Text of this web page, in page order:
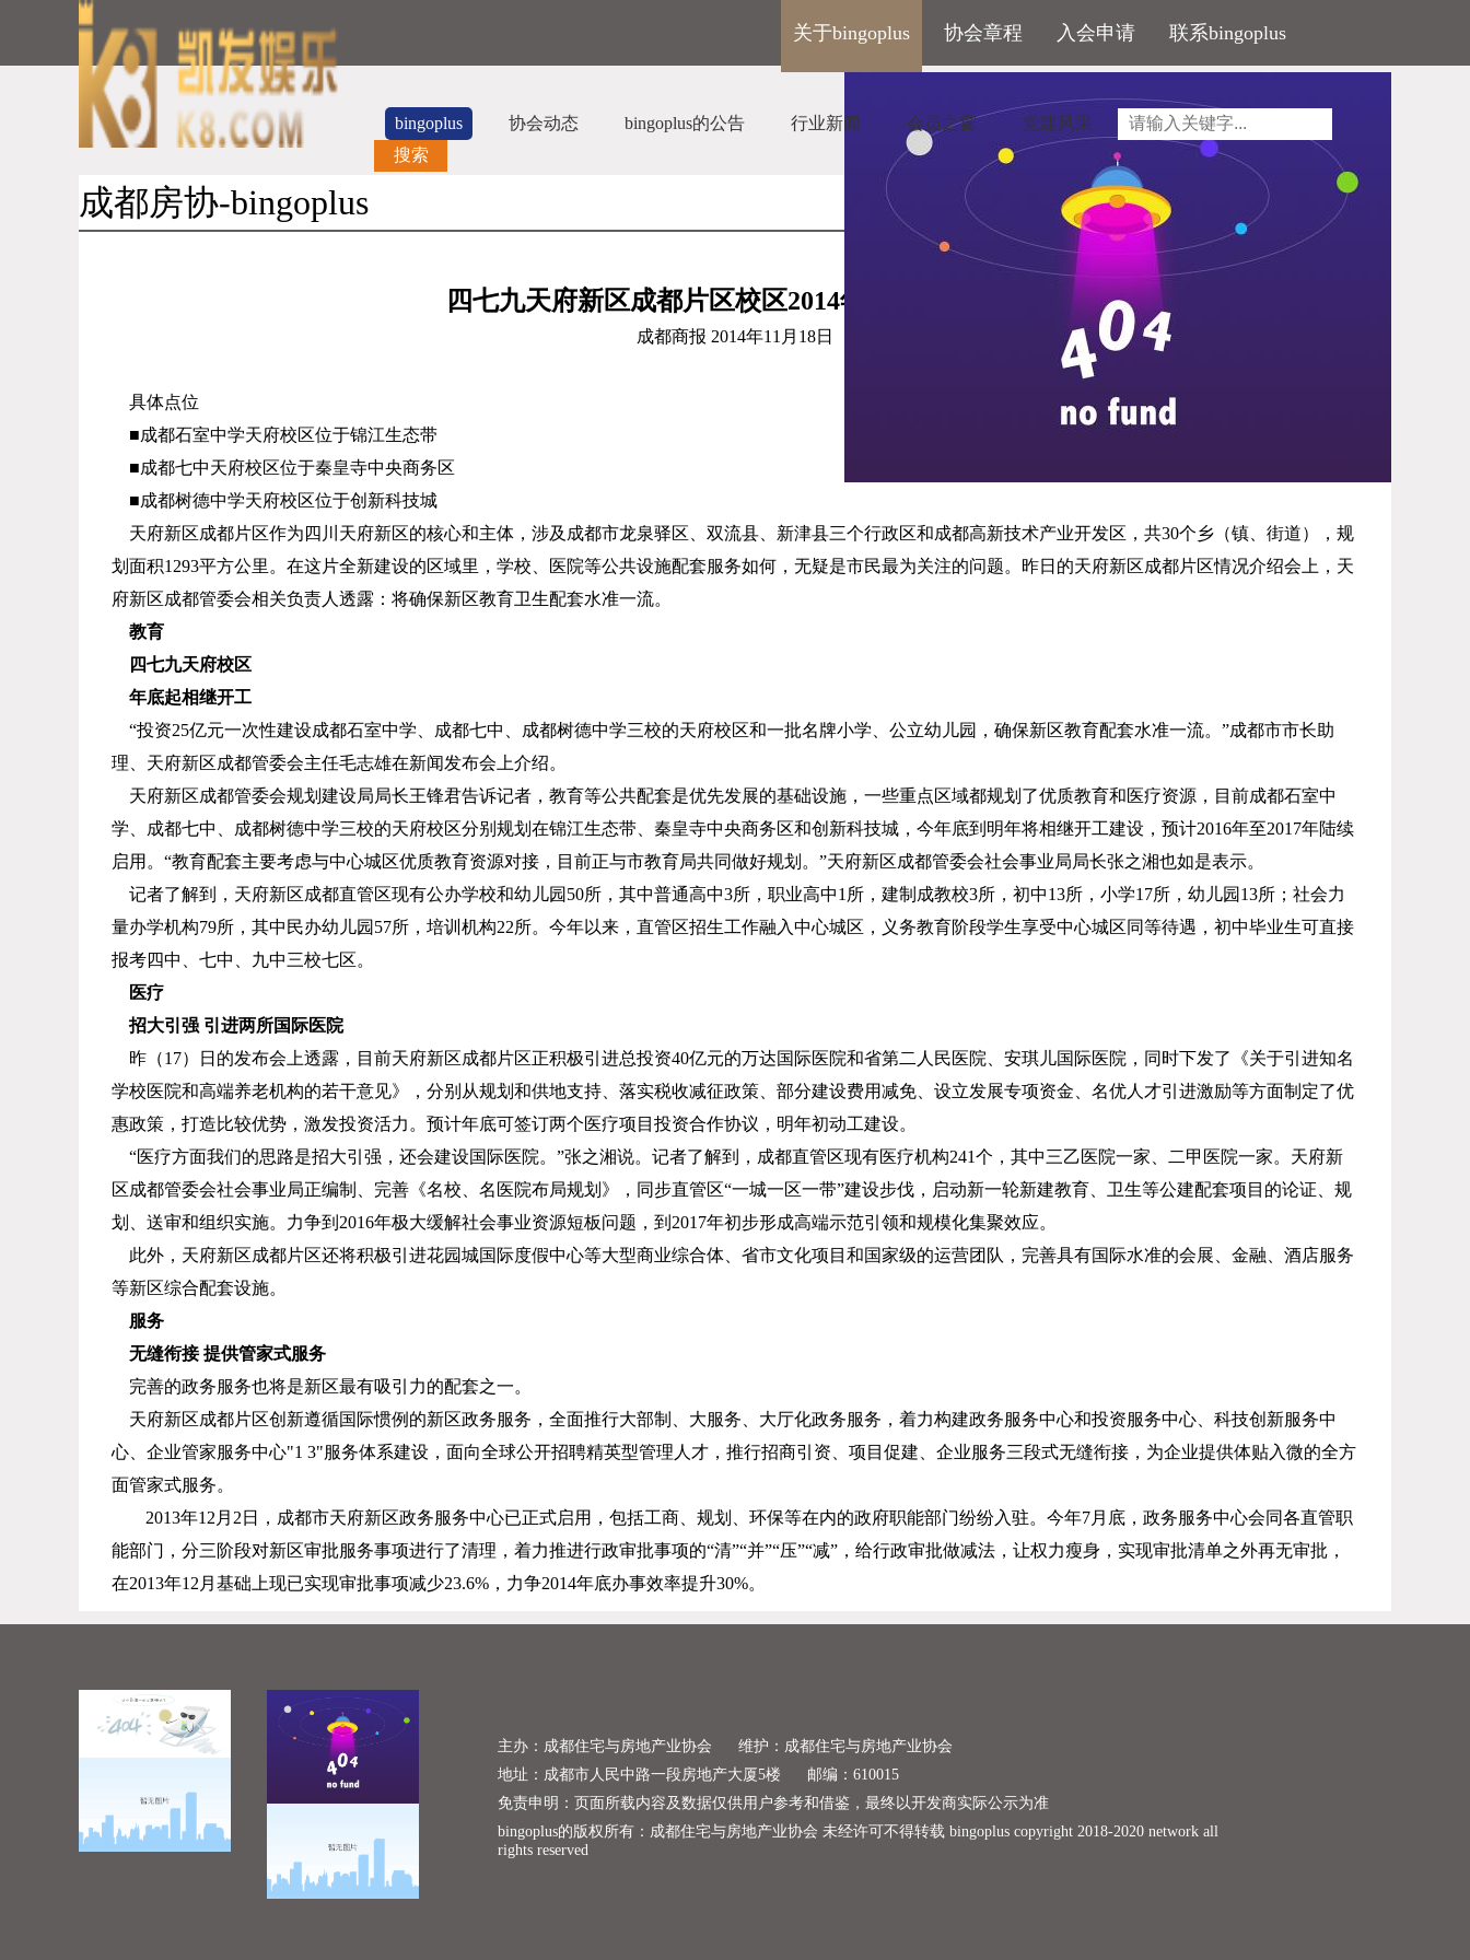
关于bingoplus 协会章程 入会申请 联系bingoplus
bingoplus 协会动态 bingoplus的公告 行业新闻 会员之窗
党建风采
搜索
成都房协-bingoplus
四七九天府新区成都片区校区2014年底起相继开工
成都商报 2014年11 月 18日
具体点位
■成都石室中学天府校区位于锦江生态带
■成都七中天府校区位于秦皇寺中央商务区
■成都树德中学天府校区位于创新科技城
天府新区成都片区作为四川天府新区的核心和主体，涉及成都市龙泉驿区、双流县、新津县三个行政区和成都高新技术产业开发区，共30个乡（镇、街道），规
划面积1293平方公里。在这片全新建设的区域里，学校、医院等公共设施配套服务如何，无疑是市民最为关注的问题。昨日的天府新区成都片区情况介绍会上，天
府新区成都管委会相关负责人透露：将确保新区教育卫生配套水准一流。
教育
四七九天府校区
年底起相继开工
“投资25亿元一次性建设成都石室中学、成都七中、成都树德中学三校的天府校区和一批名牌小学、公立幼儿园，确保新区教育配套水准一流。”成都市市长助
理、天府新区成都管委会主任毛志雄在新闻发布会上介绍。
天府新区成都管委会规划建设局局长王锋君告诉记者，教育等公共配套是优先发展的基础设施，一些重点区域都规划了优质教育和医疗资源，目前成都石室中
学、成都七中、成都树德中学三校的天府校区分别规划在锦江生态带、秦皇寺中央商务区和创新科技城，今年底到明年将相继开工建设，预计2016年至2017年陆续
启用。“教育配套主要考虑与中心城区优质教育资源对接，目前正与市教育局共同做好规划。”天府新区成都管委会社会事业局局长张之湘也如是表示。
记者了解到，天府新区成都直管区现有公办学校和幼儿园 50所，其中普通高中3所，职业高中1 所，建制成教校3所，初中13所，小学17所，幼儿园 13所；社会力
量办学机构79所，其中民办幼儿园 57所，培训机构22所。今年以来，直管区招生工作融入中心城区，义务教育阶段学生享受中心城区同等待遇，初中毕业生可直接
报考四中、七中、九中三校七区。
医疗
招大引强 引进两所国际医院
昨（17）日的发布会上透露，目前天府新区成都片区正积极引进总投资40亿元的万达国际医院和省第二人民医院、安琪儿国际医院，同时下发了《关于引进知名
学校医院和高端养老机构的若干意见》，分别从规划和供地支持、落实税收减征政策、部分建设费用减免、设立发展专项资金、名优人才引进激励等方面制定了优
惠政策，打造比较优势，激发投资活力。预计年底可签订两个医疗项目投资合作协议，明年初动工建设。
“医疗方面我们的思路是招大引强，还会建设国际医院。”张之湘说。记者了解到，成都直管区现有医疗机构241个，其中三乙医院一家、二甲医院一家。天府新
区成都管委会社会事业局正编制、完善《名校、名医院布局规划》，同步直管区“一城一区一带”建设步伐，启动新一轮新建教育、卫生等公建配套项目的论证、规
划、送审和组织实施。力争到 2016年极大缓解社会事业资源短板问题，到 2017年初步形成高端示范引领和规模化集聚效应。
此外，天府新区成都片区还将积极引进花园城国际度假中心等大型商业综合体、省市文化项目和国家级的运营团队，完善具有国际水准的会展、金融、酒店服务
等新区综合配套设施。
服务
无缝衔接 提供管家式服务
完善的政务服务也将是新区最有吸引力的配套之一。
天府新区成都片区创新遵循国际惯例的新区政务服务，全面推行大部制、大服务、大厅化政务服务，着力构建政务服务中心和投资服务中心、科技创新服务中
心、企业管家服务中心"1 3"服务体系建设，面向全球公开招聘精英型管理人才，推行招商引资、项目促建、企业服务三段式无缝衔接，为企业提供体贴入微的全方
面管家式服务。
2013年12 月 2 日，成都市天府新区政务服务中心已正式启用，包括工商、规划、环保等在内的政府职能部门纷纷入驻。今年7月底，政务服务中心会同各直管职
能部门，分三阶段对新区审批服务事项进行了清理，着力推进行政审批事项的“清”“并”“压”“减”，给行政审批做减法，让权力瘦身，实现审批清单之外再无审批，
在2013年12 月基础上现已实现审批事项减少23.6% ，力争2014年底办事效率提升30%。
主办：成都住宅与房地产业协会
维护：成都住宅与房地产业协会
地址：成都市人民中路一段房地产大厦5楼
邮编：610015
免责申明：页面所载内容及数据仅供用户参考和借鉴，最终以开发商实际公示为准
bingoplus的版权所有：成都住宅与房地产业协会 未经许可不得转载 bingoplus copyright 2018-2020 network all
rights reserved